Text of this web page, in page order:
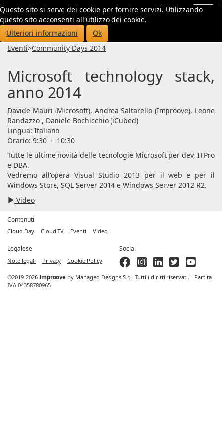
Questo sito si serve dei cookie per fornire servizi. Utilizzando
questo sito acconsenti all'utilizzo dei cookie.
Ulteriori informazioni
Ok
Eventi>Community Days 2014
Microsoft technology stack,
anno 2014
Davide Mauri (Microsoft), Andrea Saltarello (Improove), Leone
Randazzo , Daniele Bochicchio (iCubed)
Lingua: Italiano
Orario: 9:30 - 10:30
Tutte le ultime novità delle tecnologie Microsoft per dev, ITPro
e DBA.
Vedremo all'opera Visual Studio 2013 per il web e per il
Windows Store, SQL Server 2014 e Windows Server 2012 R2.
Video
Contenuti
Cloud Day Cloud TV Eventi Video
Legalese
Note legali Privacy Cookie Policy
Social
©2019-2026 Improove by Managed Designs S.r.l. Tutti i diritti riservati. - Partita
IVA 04358780965